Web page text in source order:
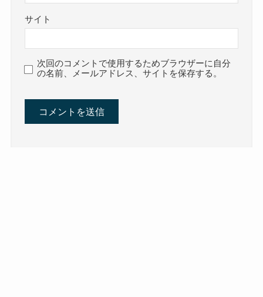
サイト
次回のコメントで使用するためブラウザーに自分
の名前、メールアドレス、サイトを保存する。